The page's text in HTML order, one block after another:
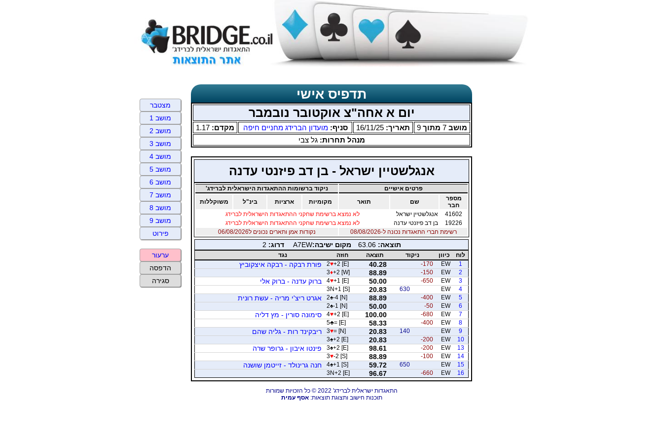
תדפיס אישי
יום א אחה"צ אוקטובר נובמבר
מושב 7 מתוך 9 תאריך: 16/11/25 סניף:מועדון הברידג מחניים חיפה מקדם: 1.17
מנהל תחרות:גל צבי
אנגלשטיין ישראל - בן דב פיזנטי עדנה
פרטים אישיים
ניקוד ברשומות ההתאגדות הישראלית לברידג'
מספר
חבר
שם תואר מקומיות ארציות בינ"ל
משוקללות
41602
אנגלשטיין ישראל
לא נמצא ברשימת שחקני ההתאגדות הישראלית לברידג
19226
בן דב פיזנטי עדנה
לא נמצא ברשימת שחקני ההתאגדות הישראלית לברידג
רשימת חברי התאגדות נכונה ל-08/08/2026
נקודות אמן ותארים נכונים ל06/08/2026
תוצאה:63.06 מקום ישיבה:A7EW דרוג: 2
לוח כיוון ניקוד תוצאה חוזה
נגד
1
EW
-170
40.28
2♥+2 [E] פורת רבקה - רבקה איצקוביץ
2
EW
-150
88.89
3♦+2 [W]
3
EW
-650
50.00
4♥+1 [E] ברוק עדנה - ברוק אלי
4
EW
630
20.83
3N+1 [S]
5
EW
-400
88.89
2♠-4 [N] אגרט ריצ'י מריה - עשת רונית
6
EW
-50
50.00
2♠-1 [N]
7
EW
-680
100.00
4♥+2 [E] סימונה סורין - מץ דליה
8
EW
-400
58.33
5♣= [E]
9
EW
140
20.83
3♥= [N] ריבקינד רות - גליה שהם
10
EW
-200
20.83
3♠+2 [E]
13
EW
-200
98.61
3♠+2 [E] פינטו איבון - גרופר שרה
14
EW
-100
88.89
3♥-2 [S]
15
EW
650
59.72
4♠+1 [S] חנה גרינולד - זייטמן שושנה
16
EW
-660
96.67
3N+2 [E]
התאגדות ישראלית לברידג' 2022 © כל הזכויות שמורות
תוכנות חישוב ותצוגת תוצאות:אסף עמית
מצטבר
מושב 1
מושב 2
מושב 3
מושב 4
מושב 5
מושב 6
מושב 7
מושב 8
מושב 9
פירוט
ערעור
הדפסה
סגירה